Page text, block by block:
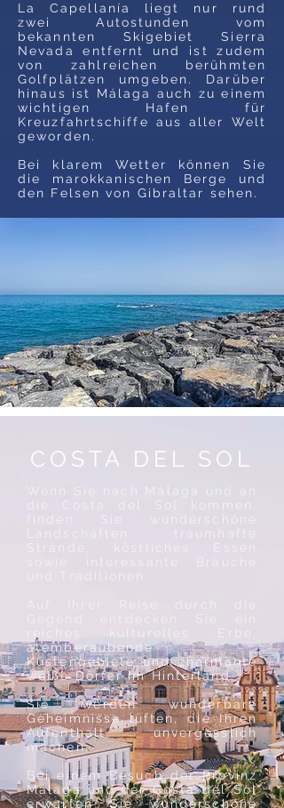
La Capellanía liegt nur rund
zwei Autostunden vom
bekannten Skigebiet Sierra
Nevada entfernt und ist zudem
von zahlreichen berühmten
Golfplätzen umgeben. Darüber
hinaus ist Málaga auch zu einem
wichtigen Hafen für
Kreuzfahrtschiffe aus aller Welt
geworden.
Bei klarem Wetter können Sie
die marokkanischen Berge und
den Felsen von Gibraltar sehen.
COSTA DEL SOL
Wenn Sie nach Málaga und an
die Costa del Sol kommen,
finden Sie wunderschöne
Landschaften, traumhafte
Strände, köstliches Essen
Gegend entdecken Sie ein
reiches kulturelles Erbe,
atemberaubende
Küstengebiete und charmante
weiße Dörfer im Hinterland.
Sie werden wunderbare
Geheimnisse lüften, die Ihren
Aufenthalt unvergesslich
machen.
Bei einem Besuch der Provinz
Málaga und der Costa del Sol
erwarten Sie wunderschöne